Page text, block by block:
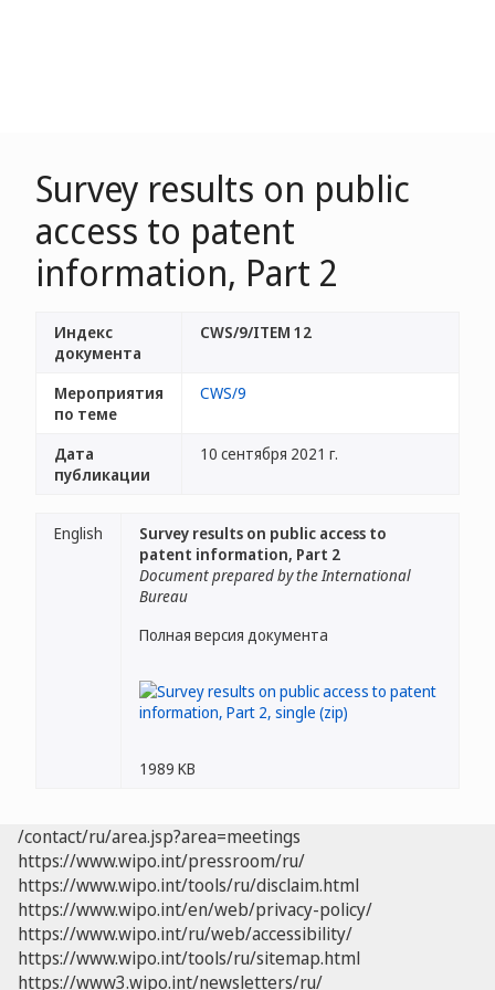
Survey results on public
access to patent
information, Part 2
Индекс
документа
CWS/9/ITEM 12
Мероприятия
по теме
CWS/9
Дата
публикации
10 сентября 2021 г.
English
Survey results on public access to
patent information, Part 2
Document prepared by the International
Bureau
Полная версия документа
1989 KB
/contact/ru/area.jsp?area=meetings
https://www.wipo.int/pressroom/ru/
https://www.wipo.int/tools/ru/disclaim.html
https://www.wipo.int/en/web/privacy-policy/
https://www.wipo.int/ru/web/accessibility/
https://www.wipo.int/tools/ru/sitemap.html
https://www3.wipo.int/newsletters/ru/